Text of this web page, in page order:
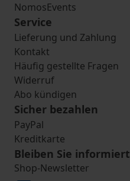
NomosEvents
Service
Lieferung und Zahlung
Kontakt
Häufig gestellte Fragen
Widerruf
Abo kündigen
Sicher bezahlen
PayPal
Kreditkarte
Bleiben Sie informiert
Shop-Newsletter